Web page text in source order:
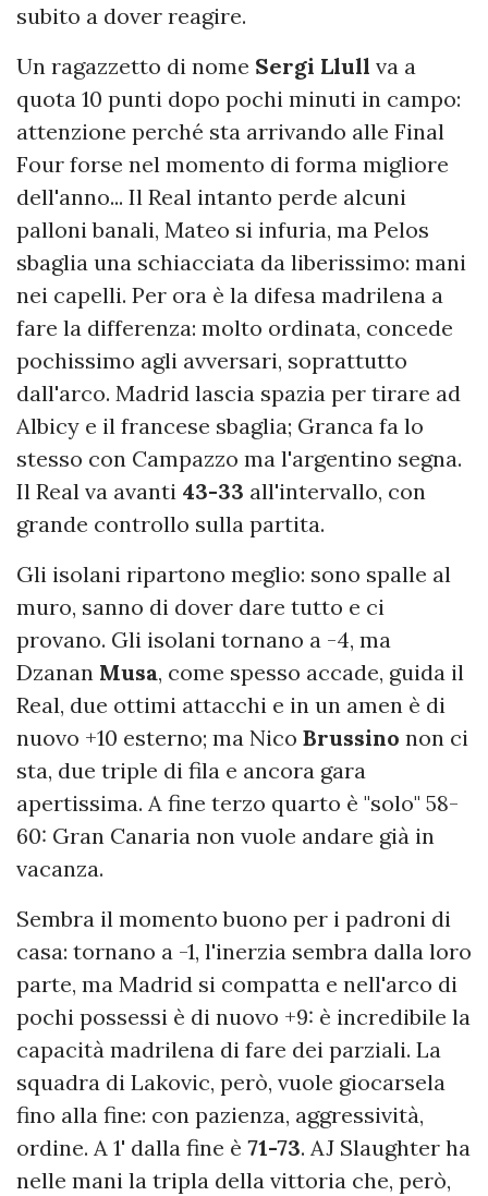
subito a dover reagire.
Un ragazzetto di nome Sergi Llull va a
quota 10 punti dopo pochi minuti in campo:
attenzione perché sta arrivando alle Final
Four forse nel momento di forma migliore
dell'anno... Il Real intanto perde alcuni
palloni banali, Mateo si infuria, ma Pelos
sbaglia una schiacciata da liberissimo: mani
nei capelli. Per ora è la difesa madrilena a
fare la differenza: molto ordinata, concede
pochissimo agli avversari, soprattutto
dall'arco. Madrid lascia spazia per tirare ad
Albicy e il francese sbaglia; Granca fa lo
stesso con Campazzo ma l'argentino segna.
Il Real va avanti 43-33 all'intervallo, con
grande controllo sulla partita.
Gli isolani ripartono meglio: sono spalle al
muro, sanno di dover dare tutto e ci
provano. Gli isolani tornano a -4, ma
Dzanan Musa, come spesso accade, guida il
Real, due ottimi attacchi e in un amen è di
nuovo +10 esterno; ma Nico Brussino non ci
sta, due triple di fila e ancora gara
apertissima. A fine terzo quarto è "solo" 58-
60: Gran Canaria non vuole andare già in
vacanza.
Sembra il momento buono per i padroni di
casa: tornano a -1, l'inerzia sembra dalla loro
parte, ma Madrid si compatta e nell'arco di
pochi possessi è di nuovo +9: è incredibile la
capacità madrilena di fare dei parziali. La
squadra di Lakovic, però, vuole giocarsela
fino alla fine: con pazienza, aggressività,
ordine. A 1' dalla fine è 71-73. AJ Slaughter ha
nelle mani la tripla della vittoria che, però,